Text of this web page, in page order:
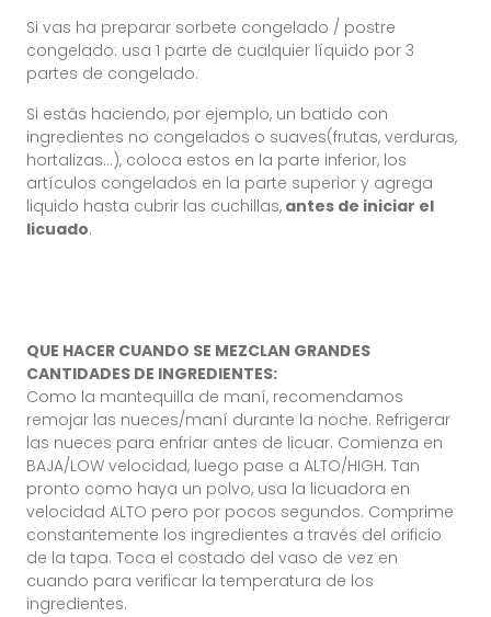
Si vas ha preparar sorbete congelado / postre
congelado: usa 1 parte de cualquier líquido por 3
partes de congelado.
Si estás haciendo, por ejemplo, un batido con
ingredientes no congelados o suaves(frutas, verduras,
hortalizas…), coloca estos en la parte inferior, los
artículos congelados en la parte superior y agrega
liquido hasta cubrir las cuchillas, antes de iniciar el
licuado.
QUE HACER CUANDO SE MEZCLAN GRANDES
CANTIDADES DE INGREDIENTES:
Como la mantequilla de maní, recomendamos
remojar las nueces/maní durante la noche. Refrigerar
las nueces para enfriar antes de licuar. Comienza en
BAJA/LOW velocidad, luego pase a ALTO/HIGH. Tan
pronto como haya un polvo, usa la licuadora en
velocidad ALTO pero por pocos segundos. Comprime
constantemente los ingredientes a través del orificio
de la tapa. Toca el costado del vaso de vez en
cuando para verificar la temperatura de los
ingredientes.